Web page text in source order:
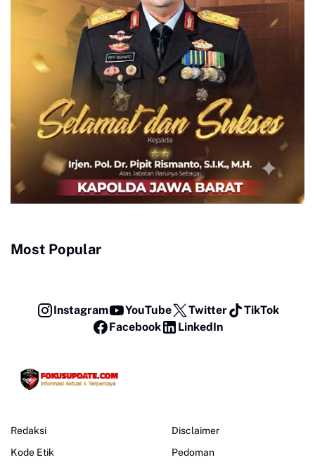
Most Popular
Instagram YouTube Twitter
TikTok
Facebook
LinkedIn
Redaksi
Kode Etik
Disclaimer
Pedoman